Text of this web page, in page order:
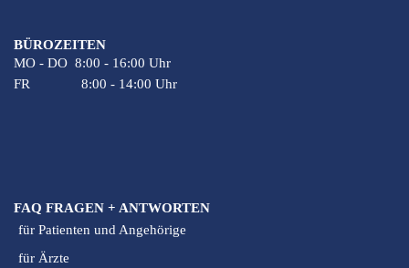
BÜROZEITEN
MO - DO 8:00 - 16:00 Uhr
FR 8:00 - 14:00 Uhr
FAQ FRAGEN + ANTWORTEN
für Patienten und Angehörige
für Ärzte